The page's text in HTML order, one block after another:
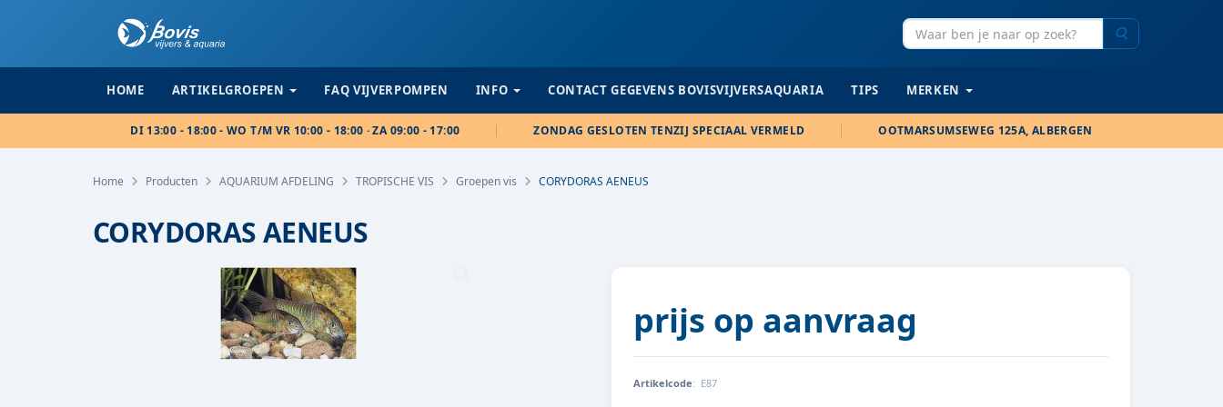
HOME ARTIKELGROEPEN FAQ VIJVERPOMPEN INFO CONTACT GEGEVENS BOVISVIJVERSAQUARIA TIPS MERKEN
DI 13:00 - 18:00 - WO T/M VR 10:00 - 18:00 · ZA 09:00 - 17:00 ZONDAG GESLOTEN TENZIJ SPECIAAL VERMELD OOTMARSUMSEWEG 125A, ALBERGEN
Home Producten AQUARIUM AFDELING TROPISCHE VIS Groepen vis CORYDORAS AENEUS
CORYDORAS AENEUS
prijs op aanvraag
Artikelcode: E87